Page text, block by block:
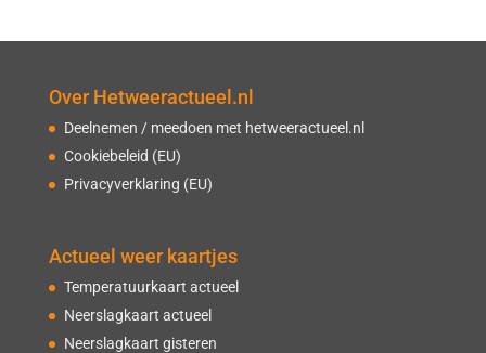
Over Hetweeractueel.nl
Deelnemen / meedoen met hetweeractueel.nl
Cookiebeleid (EU)
Privacyverklaring (EU)
Actueel weer kaartjes
Temperatuurkaart actueel
Neerslagkaart actueel
Neerslagkaart gisteren